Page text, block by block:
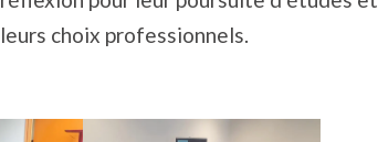
leurs choix professionnels.